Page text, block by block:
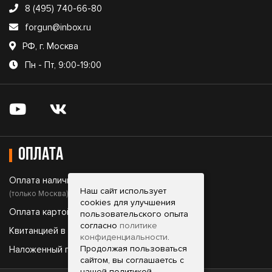
8 (495) 740-66-80
forgun@inbox.ru
РФ, г. Москва
Пн - Пт, 9:00-19:00
Оплата
Оплата наличными;
(только Москва)
Оплата картой;
Квитанцией в банке;
Наложенный платеж.
Наш сайт использует
cookies для улучшения
пользовательского опыта
согласно политике
конфиденциальности.
Продолжая пользоваться
сайтом, вы соглашаетсь с